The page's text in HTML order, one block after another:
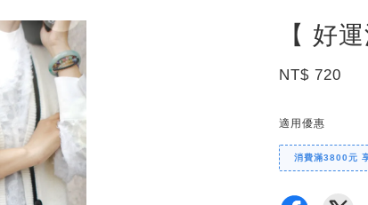
【 好
NT$ 720
適用優惠
消費滿3800元